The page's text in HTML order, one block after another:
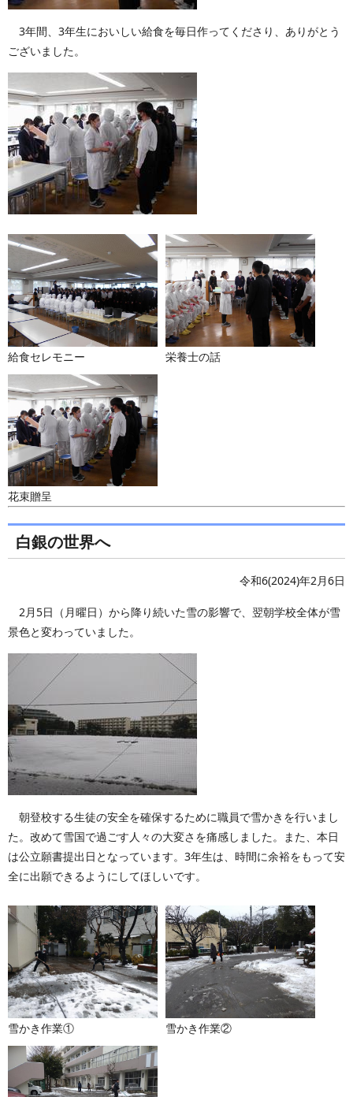
3年間、3年生においしい給食を毎日作ってくださり、ありがとう
ございました。
給食セレモニー 栄養士の話
花束贈呈
白銀の世界へ
令和6(2024)年2月6日
2月5日（月曜日）から降り続いた雪の影響で、翌朝学校全体が雪
景色と変わっていました。
朝登校する生徒の安全を確保するために職員で雪かきを行いまし
た。改めて雪国で過ごす人々の大変さを痛感しました。また、本日
は公立願書提出日となっています。3年生は、時間に余裕をもって安
全に出願できるようにしてほしいです。
雪かき作業① 雪かき作業②